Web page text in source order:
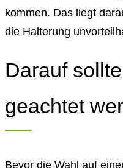
kommen. Das liegt
die Halterung
Darauf
geachtet
Bevor die Wahl auf